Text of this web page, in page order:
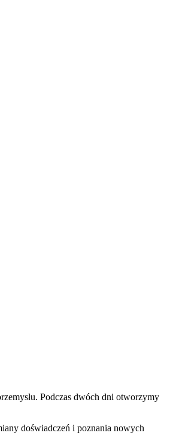
Podczas dwóch dni otworzymy
doświadczeń i poznania nowych